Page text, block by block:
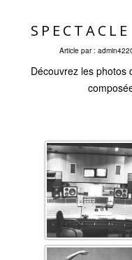
Article par :
Découvrez les photos